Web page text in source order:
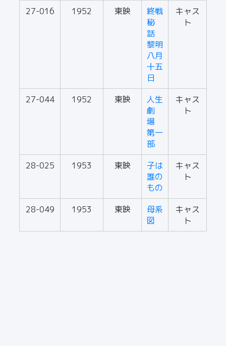
27-016 1952 東映
終戦
秘
話
黎明
八月
十五
日
キャス
ト
27-044 1952 東映
人生
劇
場
第一
部
キャス
ト
28-025 1953 東映
子は
誰の
もの
キャス
ト
28-049 1953 東映
母系
図
キャス
ト